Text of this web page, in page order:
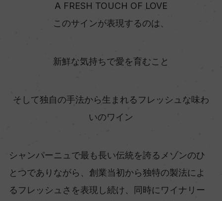
A FRESH TOUCH OF LOVE
このサインが表現するのは、
新鮮な気持ちで愛を育むこと
そして独自の手法から生まれるフレッシュな味わ
いのワイン
シャンパーニュで最も長い伝統を誇るメゾンのひ
とつでありながら、創業当初から独特の製法によ
るフレッシュさを表現し続け、同時にワイナリー